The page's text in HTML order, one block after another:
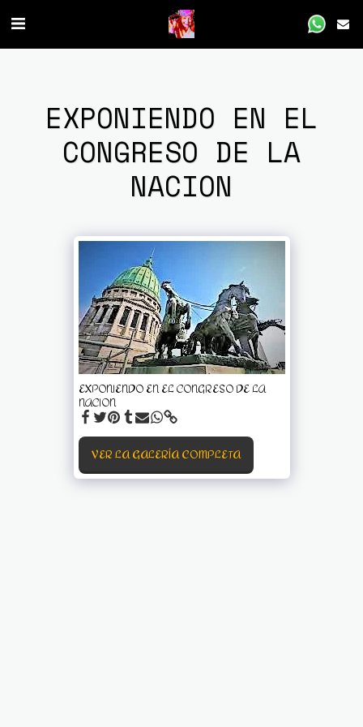
EXPONIENDO EN EL
CONGRESO DE LA
NACION
EXPONIENDO EN EL CONGRESO DE LA
NACION
VER LA GALERÍA COMPLETA